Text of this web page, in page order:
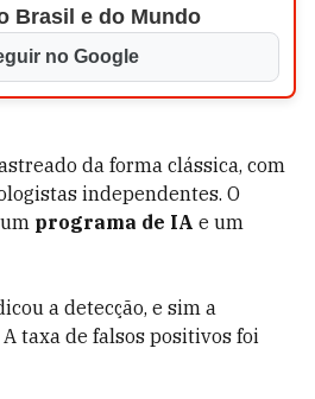
Brasil e do Mundo
no Google
da forma clássica, com
independentes. O
programa de IA e um
a detecção, e sim a
taxa de falsos positivos foi